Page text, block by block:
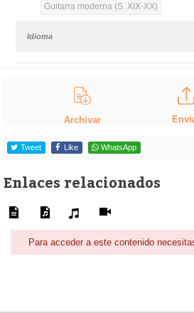
Guitarra moderna (S. XIX-XX)
Idioma
Archivar
Tweet Like WhatsApp
Enlaces relacionados
Para acceder a este contenido